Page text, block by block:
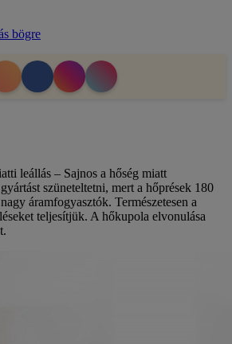
bögre
leállás – Sajnos a hőség miatt
szüneteltetni, mert a hőprések 180
áramfogyasztók. Természetesen a
teljesítjük. A hőkupola elvonulása